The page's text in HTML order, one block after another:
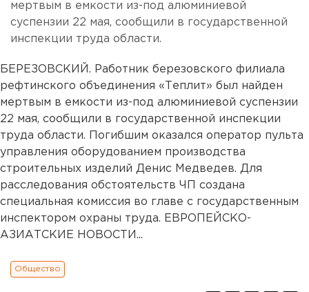
мертвым в емкости из-под алюминиевой
суспензии 22 мая, сообщили в государственной
инспекции труда области.
БЕРЕЗОВСКИЙ. Работник березовского филиала
рефтинского объединения «Теплит» был найден
мертвым в емкости из-под алюминиевой суспензии
22 мая, сообщили в государственной инспекции
труда области. Погибшим оказался оператор пульта
управления оборудованием производства
строительных изделий Денис Медведев. Для
расследования обстоятельств ЧП создана
специальная комиссия во главе с государственным
инспектором охраны труда. ЕВРОПЕЙСКО-
АЗИАТСКИЕ НОВОСТИ...
Общество